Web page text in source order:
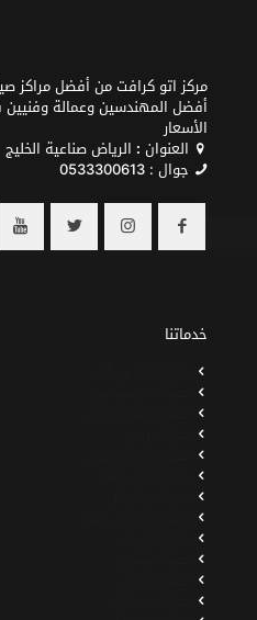
مركز اتو كرافت من أفضل مراكز
أفضل المهندسين وعمالة وفنيين
الأسعار
العنوان : الرياض صناعية الخليج
جوال : 0533300613
خدماتنا